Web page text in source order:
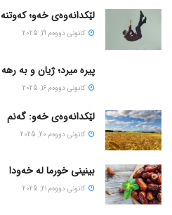
لێکدانەوەی خەو؛
كانونی دووه‌م 19, 2025
پیره میرد؛ ژیان و به
كانونی دووه‌م 16, 2025
لێکدانەوەی خەو: گەنم
كانونی دووه‌م 20, 2025
بینینی خورما لە خەودا
كانونی دووه‌م 21, 2025